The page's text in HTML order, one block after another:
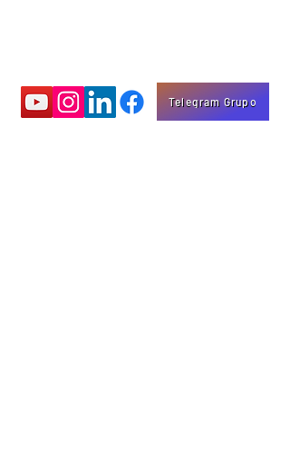
Telegram Grupo